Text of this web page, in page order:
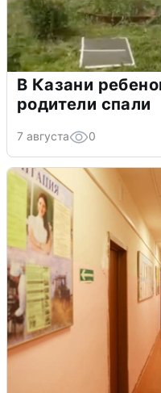
В Казани
родители спали
7 августа 0